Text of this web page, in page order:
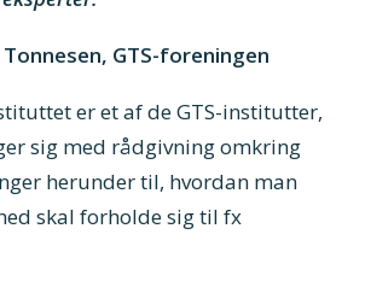
GTS-foreningen
er et af de GTS-institutter,
sig med rådgivning omkring
herunder til, hvordan man
skal forholde sig til fx